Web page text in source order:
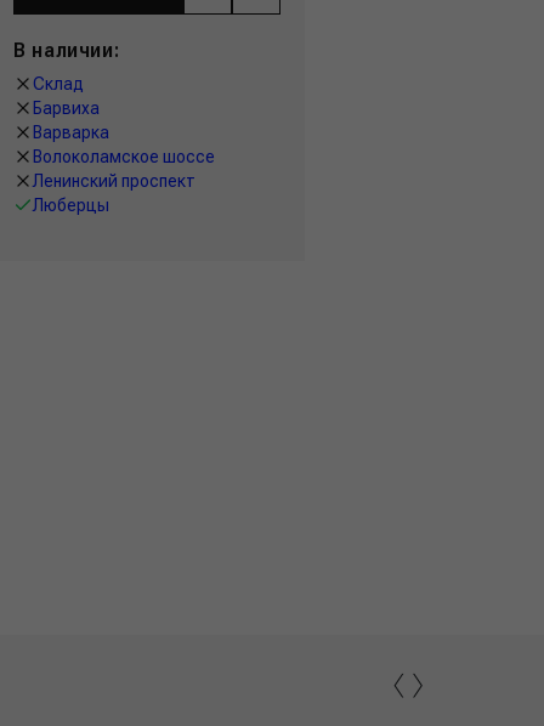
В наличии:
Склад
Барвиха
Варварка
Волоколамское шоссе
Ленинский проспект
Люберцы
‹›